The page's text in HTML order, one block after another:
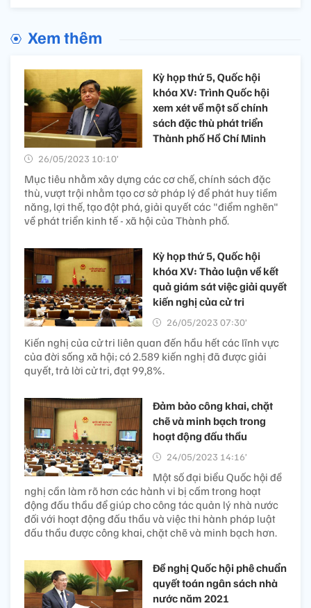
Xem thêm
Kỳ họp thứ 5, Quốc hội
khóa XV: Trình Quốc hội
xem xét về một số chính
sách đặc thù phát triển
Thành phố Hồ Chí Minh
26/05/2023 10:10’
Mục tiêu nhằm xây dựng các cơ chế, chính sách đặc
thù, vượt trội nhằm tạo cơ sở pháp lý để phát huy tiềm
năng, lợi thế, tạo đột phá, giải quyết các "điểm nghẽn"
về phát triển kinh tế - xã hội của Thành phố.
Kỳ họp thứ 5, Quốc hội
khóa XV: Thảo luận về kết
quả giám sát việc giải quyết
kiến nghị của cử tri
26/05/2023 07:30’
Kiến nghị của cử tri liên quan đến hầu hết các lĩnh vực
của đời sống xã hội; có 2.589 kiến nghị đã được giải
quyết, trả lời cử tri, đạt 99,8%.
Đảm bảo công khai, chặt
chẽ và minh bạch trong
hoạt động đấu thầu
24/05/2023 14:16’
Một số đại biểu Quốc hội đề
nghị cần làm rõ hơn các hành vi bị cấm trong hoạt
động đấu thầu để giúp cho công tác quản lý nhà nước
đối với hoạt động đấu thầu và việc thi hành pháp luật
đấu thầu được công khai, chặt chẽ và minh bạch hơn.
Đề nghị Quốc hội phê chuẩn
quyết toán ngân sách nhà
nước năm 2021